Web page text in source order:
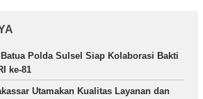
Polda Sulsel Siap Kolaborasi Bakti
ke-81
Utamakan Kualitas Layanan dan